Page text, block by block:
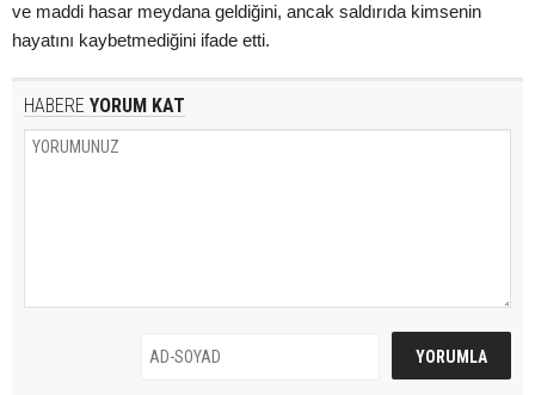
ve maddi hasar meydana geldiğini, ancak saldırıda kimsenin
hayatını kaybetmediğini ifade etti.
HABERE YORUM KAT